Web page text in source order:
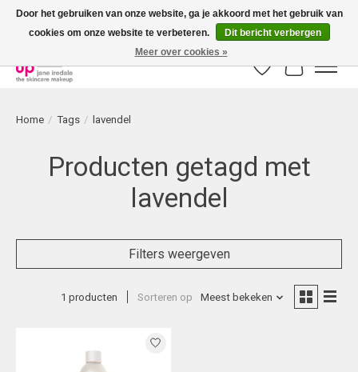
Bestellingen boven € 50,00 worden altijd gratis verzonden!
Verlanglijst
Home / Tags / lavendel
Producten getagd met
lavendel
Filters weergeven
1 producten Sorteren op Meest bekeken
Door het gebruiken van onze website, ga je akkoord met het gebruik van
cookies om onze website te verbeteren.
Dit bericht verbergen
Meer over cookies »